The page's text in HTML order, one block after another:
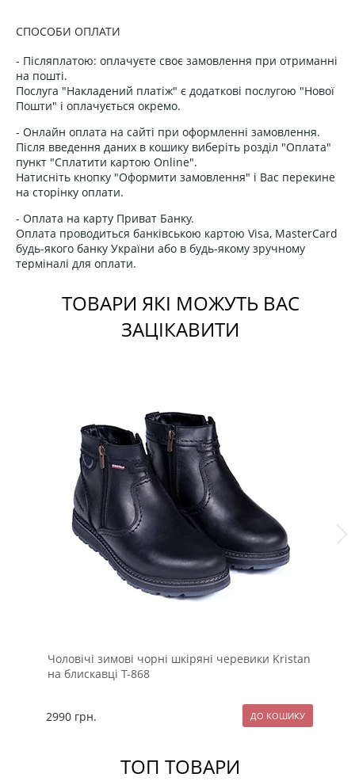
СПОСОБИ ОПЛАТИ
- Післяплатою: оплачуєте своє замовлення при отриманні
на пошті.
Послуга "Накладений платіж" є додаткові послугою "Нової
Пошти" і оплачується окремо.
- Онлайн оплата на сайті при оформленні замовлення.
Після введення даних в кошику виберіть розділ "Оплата"
пункт "Сплатити картою Online".
Натисніть кнопку "Оформити замовлення" і Вас перекине
на сторінку оплати.
- Оплата на карту Приват Банку.
Оплата проводиться банківською картою Visa, MasterCard
будь-якого банку України або в будь-якому зручному
терміналі для оплати.
ТОВАРИ ЯКІ МОЖУТЬ ВАС
ЗАЦІКАВИТИ
Чоловічі зимові чорні шкіряні черевики Kristan
на блискавці Т-868
2990 грн.
ТОП ТОВАРИ